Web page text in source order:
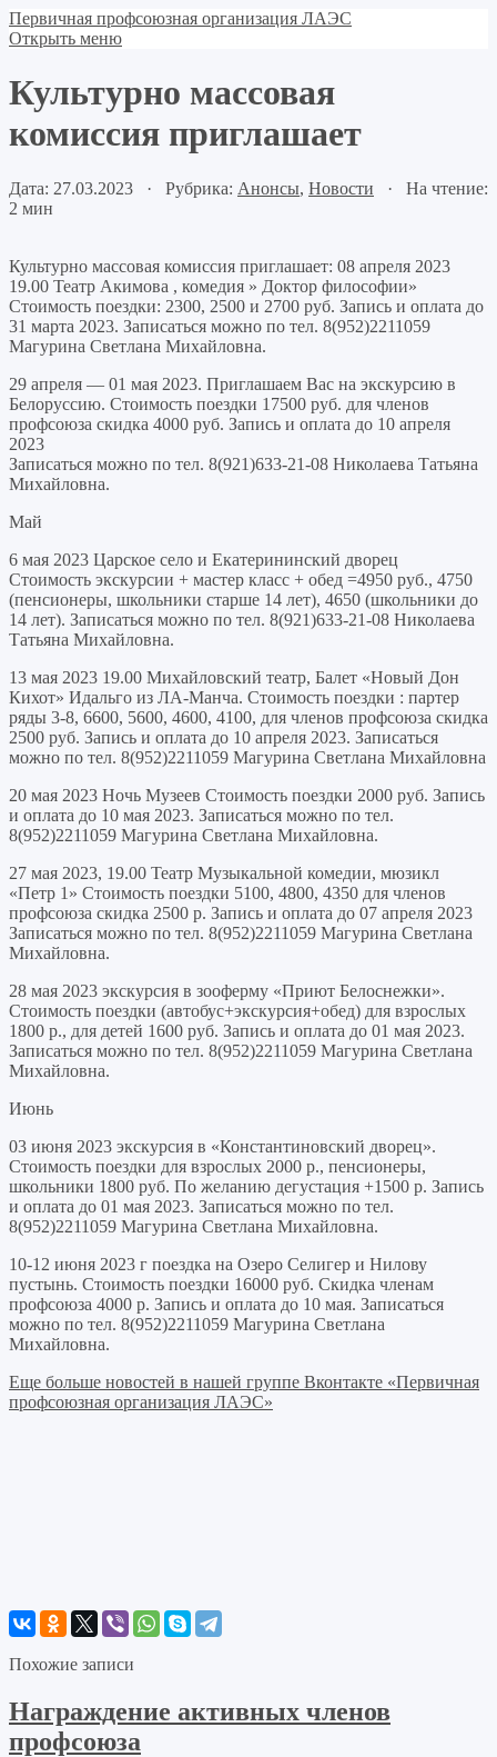
Первичная профсоюзная организация ЛАЭС
Открыть меню
Культурно массовая
комиссия приглашает
Дата: 27.03.2023 · Рубрика: Анонсы, Новости · На чтение:
2 мин
Культурно массовая комиссия приглашает: 08 апреля 2023
19.00 Театр Акимова , комедия » Доктор философии»
Стоимость поездки: 2300, 2500 и 2700 руб. Запись и оплата до
31 марта 2023. Записаться можно по тел. 8(952)2211059
Магурина Светлана Михайловна.
29 апреля — 01 мая 2023. Приглашаем Вас на экскурсию в
Белоруссию. Стоимость поездки 17500 руб. для членов
профсоюза скидка 4000 руб. Запись и оплата до 10 апреля
2023
Записаться можно по тел. 8(921)633-21-08 Николаева Татьяна
Михайловна.
Май
6 мая 2023 Царское село и Екатерининский дворец
Стоимость экскурсии + мастер класс + обед =4950 руб., 4750
(пенсионеры, школьники старше 14 лет), 4650 (школьники до
14 лет). Записаться можно по тел. 8(921)633-21-08 Николаева
Татьяна Михайловна.
13 мая 2023 19.00 Михайловский театр, Балет «Новый Дон
Кихот» Идальго из ЛА-Манча. Стоимость поездки : партер
ряды 3-8, 6600, 5600, 4600, 4100, для членов профсоюза скидка
2500 руб. Запись и оплата до 10 апреля 2023. Записаться
можно по тел. 8(952)2211059 Магурина Светлана Михайловна
20 мая 2023 Ночь Музеев Стоимость поездки 2000 руб. Запись
и оплата до 10 мая 2023. Записаться можно по тел.
8(952)2211059 Магурина Светлана Михайловна.
27 мая 2023, 19.00 Театр Музыкальной комедии, мюзикл
«Петр 1» Стоимость поездки 5100, 4800, 4350 для членов
профсоюза скидка 2500 р. Запись и оплата до 07 апреля 2023
Записаться можно по тел. 8(952)2211059 Магурина Светлана
Михайловна.
28 мая 2023 экскурсия в зооферму «Приют Белоснежки».
Стоимость поездки (автобус+экскурсия+обед) для взрослых
1800 р., для детей 1600 руб. Запись и оплата до 01 мая 2023.
Записаться можно по тел. 8(952)2211059 Магурина Светлана
Михайловна.
Июнь
03 июня 2023 экскурсия в «Константиновский дворец».
Стоимость поездки для взрослых 2000 р., пенсионеры,
школьники 1800 руб. По желанию дегустация +1500 р. Запись
и оплата до 01 мая 2023. Записаться можно по тел.
8(952)2211059 Магурина Светлана Михайловна.
10-12 июня 2023 г поездка на Озеро Селигер и Нилову
пустынь. Стоимость поездки 16000 руб. Скидка членам
профсоюза 4000 р. Запись и оплата до 10 мая. Записаться
можно по тел. 8(952)2211059 Магурина Светлана
Михайловна.
Еще больше новостей в нашей группе Вконтакте «Первичная
профсоюзная организация ЛАЭС»
Похожие записи
Награждение активных членов
профсоюза